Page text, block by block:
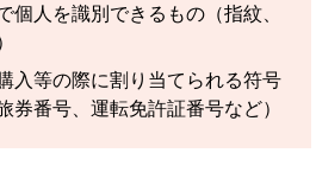
個人を識別できるもの（指紋、
入等の際に割り当てられる符号
券番号、運転免許証番号など）